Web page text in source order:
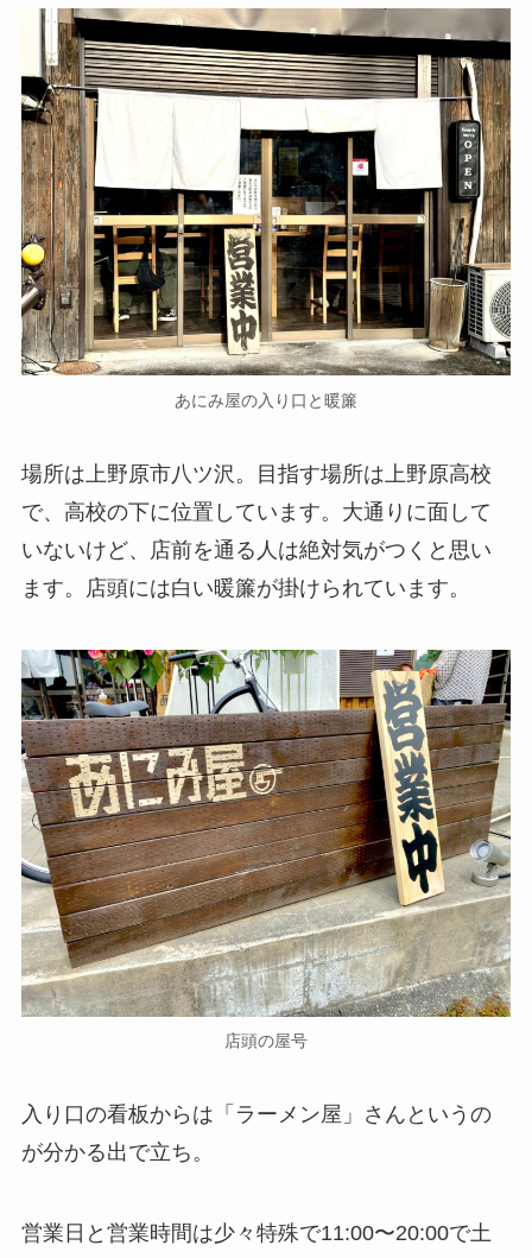
あにみ屋の入り口と暖簾
場所は上野原市八ツ沢。目指す場所は上野原高校
で、高校の下に位置しています。大通りに面して
いないけど、店前を通る人は絶対気がつくと思い
ます。店頭には白い暖簾が掛けられています。
店頭の屋号
入り口の看板からは「ラーメン屋」さんというの
が分かる出で立ち。
営業日と営業時間は少々特殊で11:00〜20:00で土